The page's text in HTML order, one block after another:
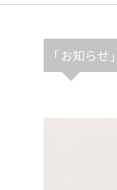
「お知らせ